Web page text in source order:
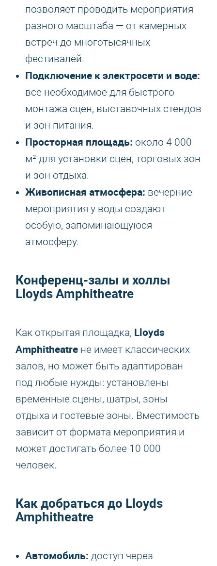
позволяет проводить мероприятия
разного масштаба — от камерных
встреч до многотысячных
фестивалей.
Подключение к электросети и воде:
все необходимое для быстрого
монтажа сцен, выставочных стендов
и зон питания.
Просторная площадь: около 4 000
м² для установки сцен, торговых зон
и зон отдыха.
Живописная атмосфера: вечерние
мероприятия у воды создают
особую, запоминающуюся
атмосферу.
Конференц-залы и холлы
Lloyds Amphitheatre
Как открытая площадка, Lloyds
Amphitheatre не имеет классических
залов, но может быть адаптирован
под любые нужды: установлены
временные сцены, шатры, зоны
отдыха и гостевые зоны. Вместимость
зависит от формата мероприятия и
может достигать более 10 000
человек.
Как добраться до Lloyds
Amphitheatre
Автомобиль: доступ через